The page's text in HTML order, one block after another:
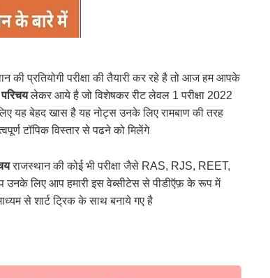
की प्रतियोगी परीक्षा की तैयारी कर रहे है तो आज हम आपके
लेकर आये है जो विशेषकर रीट लेवल 1 परीक्षा 2022
यह बेहद खास है यह नोट्स उनके लिए रामबाण की तरह
टॉपिक विस्तार से पढने को मिलेंगे
राजस्थान की कोई भी परीक्षा जैसे RAS, RJS, REET,
लिए आप हमारी इस वेब्सीटेस से पीडीऍफ़ के रूप में
से शार्ट ट्रिक के साथ बनाये गए है